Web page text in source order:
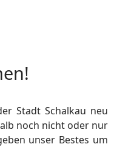
Stadt Schalkau neu
noch nicht oder nur
unser Bestes um